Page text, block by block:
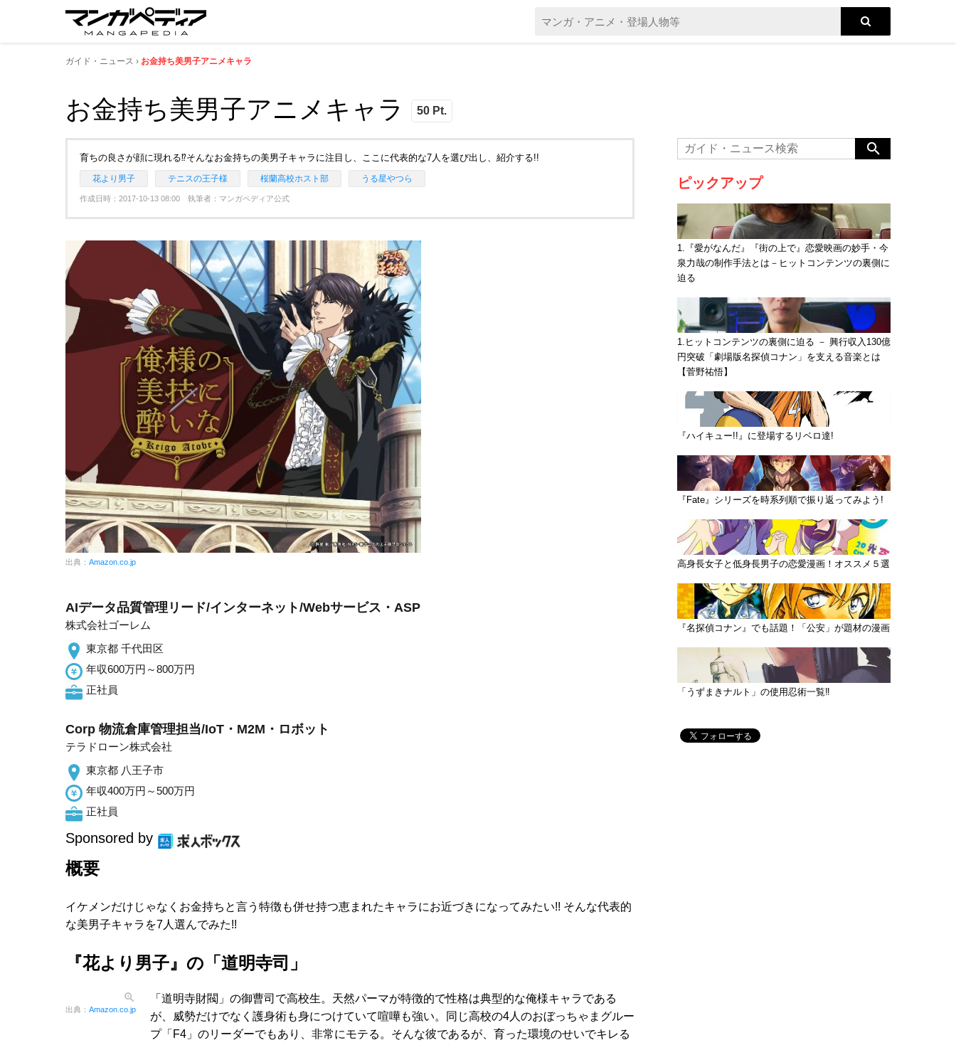
ガイド・ニュース お金持ち美男子アニメキャラ
お金持ち美男子アニメキャラ 50 Pt.
育ちの良さが顔に現れる⁉そんなお金持ちの美男子キャラに注目し、ここに代表的な7人を選び出し、紹介する!!
花より男子 テニスの王子様 桜蘭高校ホスト部 うる星やつら
作成日時：2017-10-13 08:00 執筆者：マンガペディア公式
出典： Amazon.co.jp
AIデータ品質管理リード/インターネット/Webサービス・ASP
株式会社ゴーレム
東京都 千代田区
年収600万円～800万円
正社員
Corp 物流倉庫管理担当/IoT・M2M・ロボット
テラドローン株式会社
東京都 八王子市
年収400万円～500万円
正社員
Sponsored by
概要
イケメンだけじゃなくお金持ちと言う特徴も併せ持つ恵まれたキャラにお近づきになってみたい!! そんな代表的
な美男子キャラを7人選んでみた!!
『花より男子』の「道明寺司」
出典： Amazon.co.jp
「道明寺財閥」の御曹司で高校生。天然パーマが特徴的で性格は典型的な俺様キャラである
が、威勢だけでなく護身術も身につけていて喧嘩も強い。同じ高校の4人のおぼっちゃまグルー
プ「F4」のリーダーでもあり、非常にモテる。そんな彼であるが、育った環境のせいでキレる
ピックアップ
1.『愛がなんだ』『街の上で』恋愛映画の妙手・今
泉力哉の制作手法とは－ヒットコンテンツの裏側に
迫る
1.ヒットコンテンツの裏側に迫る － 興行収入130億
円突破「劇場版名探偵コナン」を支える音楽とは
【菅野祐悟】
『ハイキュー!!』に登場するリベロ達!
『Fate』シリーズを時系列順で振り返ってみよう!
高身長女子と低身長男子の恋愛漫画！オススメ５選
『名探偵コナン』でも話題！「公安」が題材の漫画
「うずまきナルト」の使用忍術一覧‼